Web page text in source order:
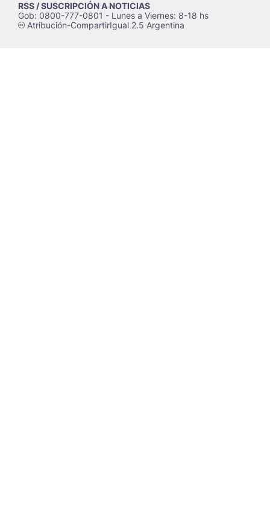
RSS / SUSCRIPCIÓN A NOTICIAS
Gob: 0800-777-0801 - Lunes a Viernes: 8-18 hs
cAtribución-CompartirIgual 2.5 Argentina